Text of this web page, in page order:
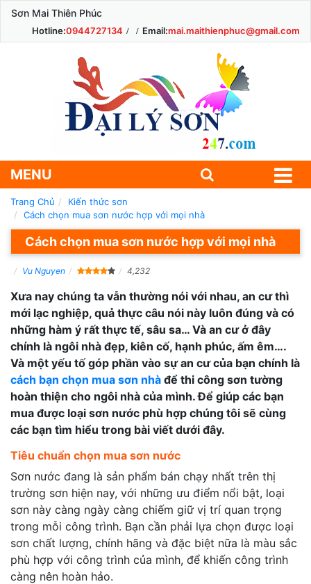
Sơn Mai Thiên Phúc
Hotline:0944727134 Email:mai.maithienphuc@gmail.com
MENU
Trang Chủ
Kiến thức sơn
Cách chọn mua sơn nước hợp với mọi nhà
Cách chọn mua sơn nước hợp với mọi nhà
Vu Nguyen 4,232
Xưa nay chúng ta vẫn thường nói với nhau, an cư thì
mới lạc nghiệp, quả thực câu nói này luôn đúng và có
những hàm ý rất thực tế, sâu sa… Và an cư ở đây
chính là ngôi nhà đẹp, kiên cố, hạnh phúc, ấm êm….
Và một yếu tố góp phần vào sự an cư của bạn chính là
cách bạn chọn mua sơn nhà để thi công sơn tường
hoàn thiện cho ngôi nhà của mình. Để giúp các bạn
mua được loại sơn nước phù hợp chúng tôi sẽ cùng
các bạn tìm hiểu trong bài viết dưới đây.
Tiêu chuẩn chọn mua sơn nước
Sơn nước đang là sản phẩm bán chạy nhất trên thị
trường sơn hiện nay, với những ưu điểm nổi bật, loại
sơn này càng ngày càng chiếm giữ vị trí quan trọng
trong mỗi công trình. Bạn cần phải lựa chọn được loại
sơn chất lượng, chính hãng và đặc biệt nữa là màu sắc
phù hợp với công trình của mình, để khiến công trình
càng nên hoàn hảo.